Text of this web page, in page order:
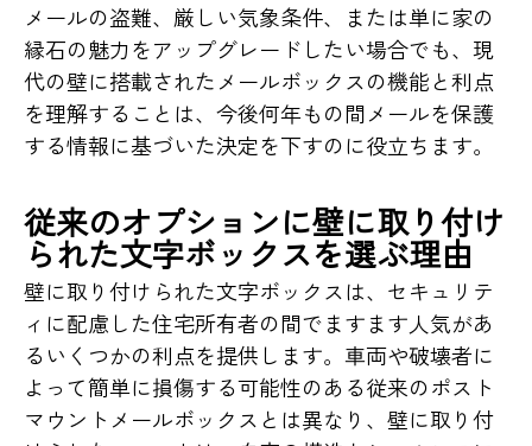
メールの盗難、厳しい気象条件、または単に家の
縁石の魅力をアップグレードしたい場合でも、現
代の壁に搭載されたメールボックスの機能と利点
を理解することは、今後何年もの間メールを保護
する情報に基づいた決定を下すのに役立ちます。
従来のオプションに壁に取り付け
られた文字ボックスを選ぶ理由
壁に取り付けられた文字ボックスは、セキュリテ
ィに配慮した住宅所有者の間でますます人気があ
るいくつかの利点を提供します。車両や破壊者に
よって簡単に損傷する可能性のある従来のポスト
マウントメールボックスとは異なり、壁に取り付